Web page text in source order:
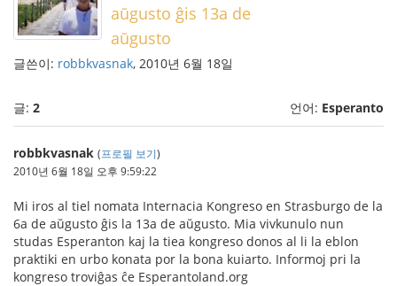
aŭgusto ĝis 13a de
aŭgusto
글쓴이: robbkvasnak, 2010년 6월 18일
글: 2 언어: Esperanto
robbkvasnak (프로필 보기)
2010년 6월 18일 오후 9:59:22
Mi iros al tiel nomata Internacia Kongreso en Strasburgo de la
6a de aŭgusto ĝis la 13a de aŭgusto. Mia vivkunulo nun
studas Esperanton kaj la tiea kongreso donos al li la eblon
praktiki en urbo konata por la bona kuiarto. Informoj pri la
kongreso troviĝas ĉe Esperantoland.org